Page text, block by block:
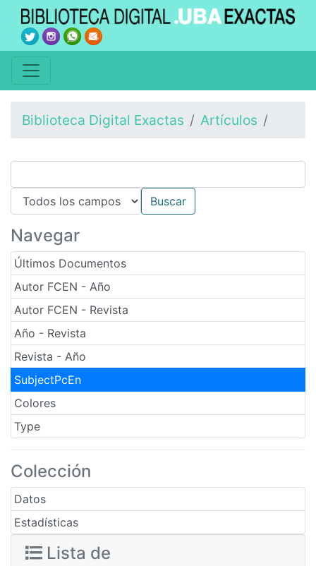
Biblioteca Digital Exactas Artículos
Navegar
Últimos Documentos
Autor FCEN - Año
Autor FCEN - Revista
Año - Revista
Revista - Año
SubjectPcEn
Colores
Type
Colección
Datos
Estadísticas
Lista de